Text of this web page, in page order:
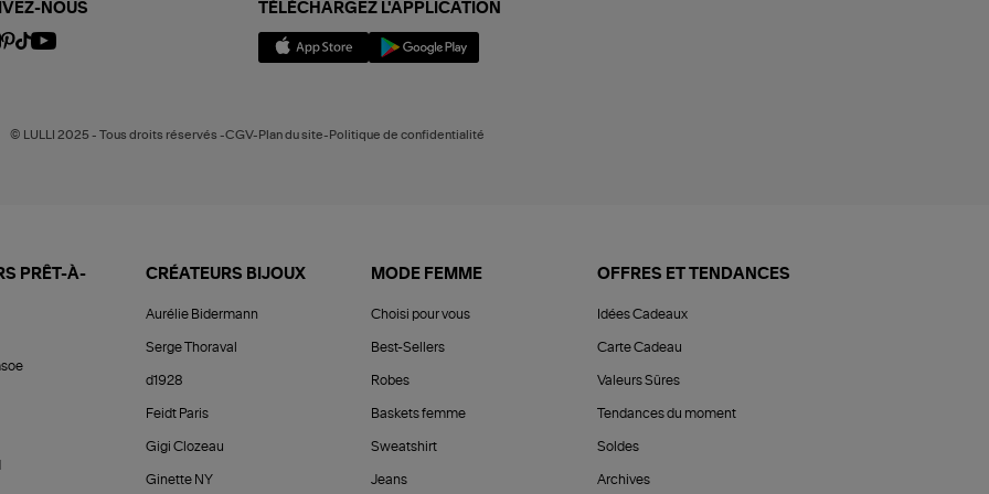
NOUS TÉLÉCHARGEZ L'APPLICATION
© LULLI 2025 - Tous droits réservés -CGV-Plan du site-Politique de confidentialité
PRÊT-À- CRÉATEURS BIJOUX
Aurélie Bidermann
Serge Thoraval
d1928
Feidt Paris
Gigi Clozeau
Ginette NY
MODE FEMME
Choisi pour vous
Best-Sellers
Robes
Baskets femme
Sweatshirt
Jeans
OFFRES ET TENDANCES
Idées Cadeaux
Carte Cadeau
Valeurs Sûres
Tendances du moment
Soldes
Archives